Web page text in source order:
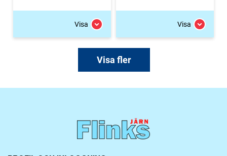
Visa Visa
Visa fler